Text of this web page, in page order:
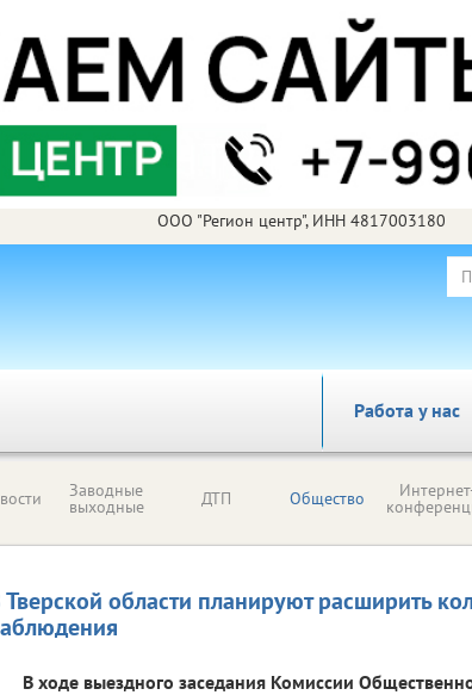
ООО "Регион центр", ИНН 4817003180
Работа у нас
Заводные
выходные ДТП Общество
Тверской области планируют расширить
В ходе выездного заседания Комиссии